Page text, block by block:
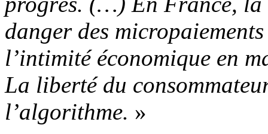
danger des
l’intimité économique en
La liberté du
l’algorithme. »